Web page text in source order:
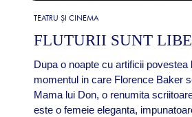
TEATRU ȘI CINEMA
FLUTURII SUNT
Dupa o noapte cu artificii
momentul in care Florence Baker
Mama lui Don, o renumita
este o femeie eleganta,